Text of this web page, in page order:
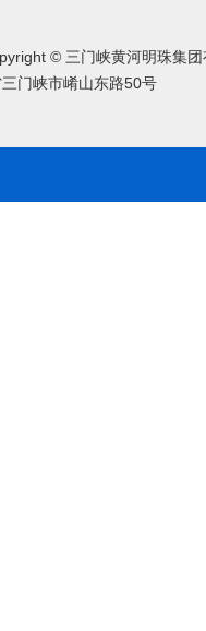
© 三门峡黄河明珠集团
门峡市崤山东路50号